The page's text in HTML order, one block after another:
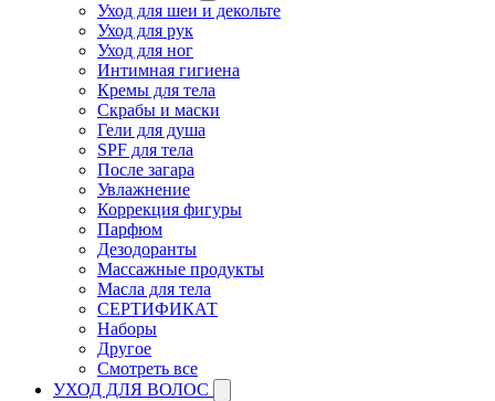
Уход для шеи и декольте
Уход для рук
Уход для ног
Интимная гигиена
Кремы для тела
Скрабы и маски
Гели для душа
SPF для тела
После загара
Увлажнение
Коррекция фигуры
Парфюм
Дезодоранты
Массажные продукты
Масла для тела
СЕРТИФИКАТ
Наборы
Другое
Смотреть все
УХОД ДЛЯ ВОЛОС